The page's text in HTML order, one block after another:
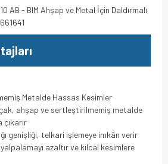
AB - BIM Ahşap ve Metal İçin Daldırmalı
Metalde Hassas Kesimler
ahşap ve sertleştirilmemiş metalde
genişliği, telkari işlemeye imkân verir
azaltır ve kılcal kesimlere